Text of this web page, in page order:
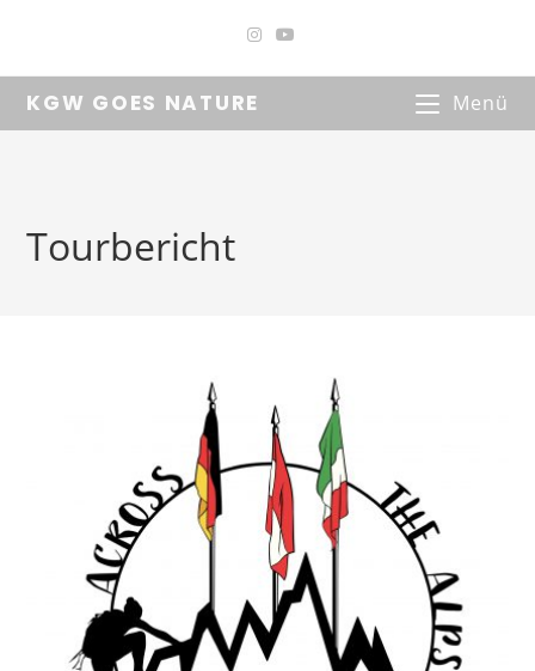
springen
KGW GOES NATURE Menü
Tourbericht